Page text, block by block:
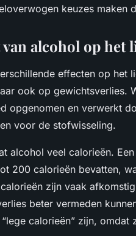
keuzes maken
alcohol op het
effecten op het
ook op gewichtsverlies.
opgenomen en verwerkt
voor de stofwisseling.
alcohol veel calorieën.
200 calorieën bevatten,
zijn vaak
beter vermeden
calorieën” zijn,